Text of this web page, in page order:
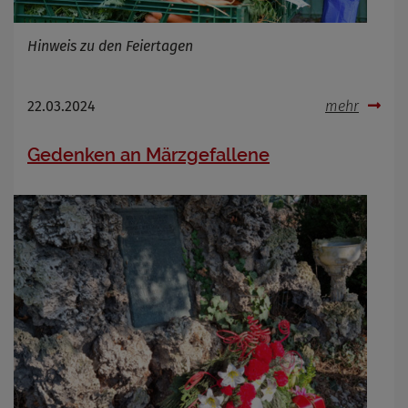
Hinweis zu den Feiertagen
22.03.2024 mehr
Gedenken an Märzgefallene
OpenWeatherAPI gesetzt werden
Zweck
Infos schließen